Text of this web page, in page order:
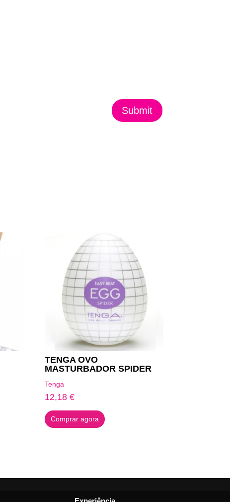
Submit
TENGA OVO
MASTURBADOR SPIDER
Tenga
12,18€
Comprar agora